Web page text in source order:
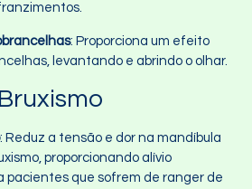
: Proporciona um efeito
levantando e abrindo o olhar.
: Reduz a tensão e dor na mandíbula
proporcionando alívio
pacientes que sofrem de ranger de